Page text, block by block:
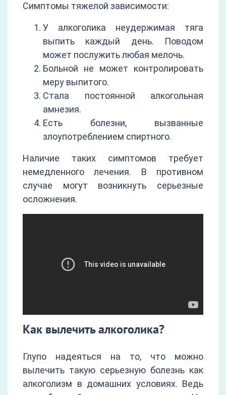
Симптомы тяжелой зависимости:
У алкоголика неудержимая тяга
выпить каждый день. Поводом
может послужить любая мелочь.
Больной не может контролировать
меру выпитого.
Стала постоянной алкогольная
амнезия.
Есть болезни, вызванные
злоупотреблением спиртного.
Наличие таких симптомов требует
немедленного лечения. В противном
случае могут возникнуть серьезные
осложнения.
Как вылечить алкоголика?
Глупо надеяться на то, что можно
вылечить такую серьезную болезнь как
алкоголизм в домашних условиях. Ведь